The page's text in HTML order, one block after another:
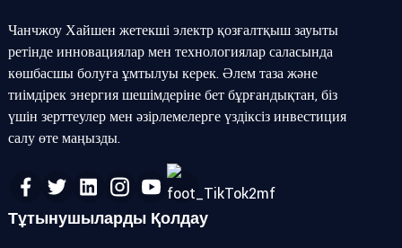
Чанчжоу Хайшен жетекші электр қозғалтқыш зауыты
ретінде инновациялар мен технологиялар саласында
көшбасшы болуға ұмтылуы керек. Әлем таза және
тиімдірек энергия шешімдеріне бет бұрғандықтан, біз
үшін зерттеулер мен әзірлемелерге үздіксіз инвестиция
салу өте маңызды.
Тұтынушыларды Қолдау